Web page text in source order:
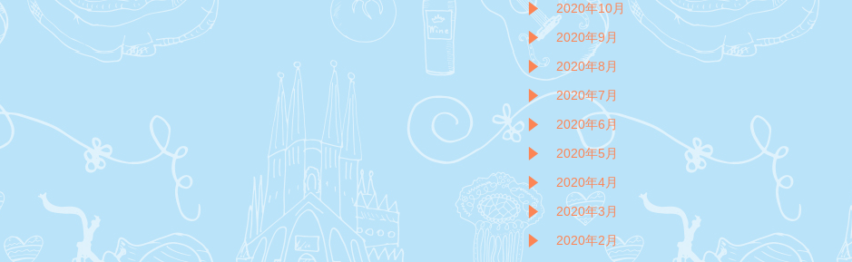
2020年10月
2020年9月
2020年8月
2020年7月
2020年6月
2020年5月
2020年4月
2020年3月
2020年2月